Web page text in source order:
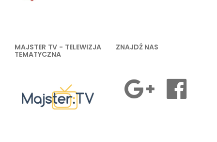
MAJSTER TV - TELEWIZJA
TEMATYCZNA
ZNAJDŹ NAS